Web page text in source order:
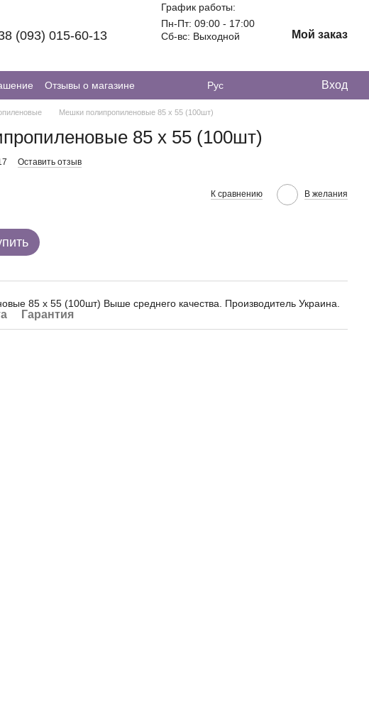
(093) 015-60-13
График работы:
Пн-Пт: 09:00 - 17:00
Сб-вс: Выходной
Мой заказ
Отзывы о магазине Рус Вход
Мешки полипропиленовые 85 х 55 (100шт)
85 х 55 (100шт)
Оставить отзыв
К сравнению В желания
85 х 55 (100шт) Выше среднего качества. Производитель Украина.
Гарантия